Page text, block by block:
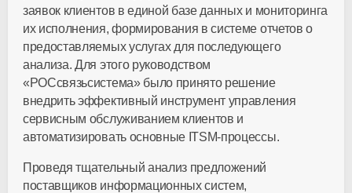
заявок клиентов в единой базе данных и мониторинга
их исполнения, формирования в системе отчетов о
предоставляемых услугах для последующего
анализа. Для этого руководством
«РОСсвязьсистема» было принято решение
внедрить эффективный инструмент управления
сервисным обслуживанием клиентов и
автоматизировать основные ITSM-процессы.
Проведя тщательный анализ предложений
поставщиков информационных систем,